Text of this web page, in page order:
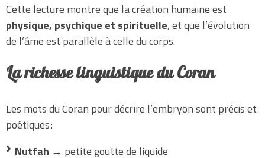
Cette lecture montre que la création humaine est
physique, psychique et spirituelle, et que l’évolution
de l’âme est parallèle à celle du corps.
La richesse linguistique du Coran
Les mots du Coran pour décrire l’embryon sont précis et
poétiques :
Nutfah → petite goutte de liquide